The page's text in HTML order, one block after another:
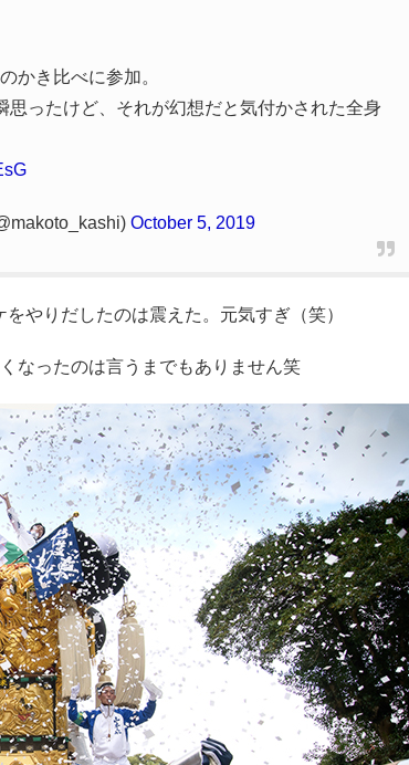
かき比べに参加。
ったけど、それが幻想だと気付かされた全身
October 5, 2019
やりだしたのは震えた。元気すぎ（笑）
なったのは言うまでもありません笑